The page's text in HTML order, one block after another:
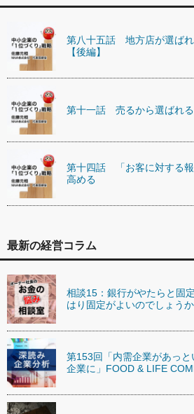
第八十五話 地方店が選ばれ
【後編】
第十一話 売るから選ばれ
第十四話 「お客に対する
高める
最新の経営コラム
相談15：銀行がやたらと固
はり固定がよいのでしょうか
第153回「内需企業があっ
企業に」FOOD & LIFE